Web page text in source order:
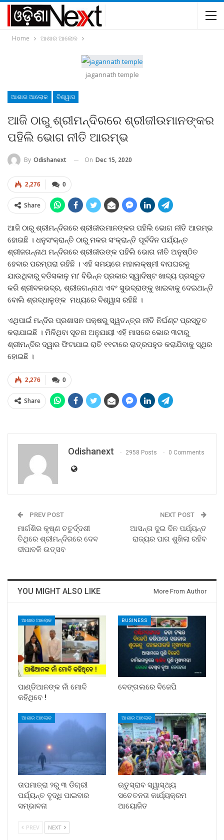
Home ଆଶାର ଆଲୋକ
jagannath temple
ଆଶାର ଆଲୋକ ବିଶ୍ୱାସ
ଆଜି ଠାରୁ ଶ୍ରୀମନ୍ଦିରରେ ଶ୍ରୀଜୀଉମାନଙ୍କର
ପହିଲି ଭୋଗ ନୀତି ଆରମ୍ଭ
By Odishanext On Dec 15, 2020
0
2,276
Share
ଆଜି ଠାରୁ ଶ୍ରୀମନ୍ଦିରରେ ଶ୍ରୀଜୀଉମାନଙ୍କର ପହିଲି ଭୋଗ ନୀତି ଆରମ୍ଭ
ହୋଇଛି । ଧନୁସଂକ୍ରାନ୍ତି ଠାରୁ ମକର ସଂକ୍ରାନ୍ତି ପୂର୍ବଦିନ ପର୍ଯ୍ୟନ୍ତ
ଶ୍ରୀଜଗନ୍ନାଥ ମନ୍ଦିରରେ ଶ୍ରୀଜୀଉଙ୍କ ପହିଲି ଭୋଗ ନୀତି ଅନୁଷ୍ଠିତ
ହେବାର ପରମ୍ପରା ରହିଛି । ଏହି ସମୟରେ ମହାଲକ୍ଷ୍ମୀ ବାପଘରକୁ
ଯାଉଥିବାରୁ ବଡିସକାଳୁ ମା’ ବିଭିନ୍ନ ପ୍ରକାର ସ୍ୱାଦିଷ୍ଟ ଖାଦ୍ୟ ପ୍ରସ୍ତୁତ
କରି ଶ୍ରୀବଳଭଦ୍ର, ଶ୍ରୀଜଗନ୍ନାଥ ଏବଂ ସୁଭଦ୍ରାଙ୍କୁ ଖାଇବାକୁ ଦେଇଥାନ୍ତି
ବୋଲି ଶ୍ରଦ୍ଧାଳୁଙ୍କ ମଧ୍ୟରେ ବିଶ୍ୱାସ ରହିଛି ।
ଏଥିପାଇଁ ମନ୍ଦିର ପ୍ରଶାସନ ପକ୍ଷରୁ ସ୍ୱତନ୍ତ୍ର ନୀତି ନିର୍ଘଣ୍ଟ ପ୍ରସ୍ତୁତ
କରାଯାଇଛି । ମିଳିଥିବା ସୂଚନା ଅନୁଯାୟୀ ଏହି ମାସରେ ଭୋର ୩ଟାରୁ
ଶ୍ରୀମନ୍ଦିର ଦ୍ୱାର ଫିଟାଯାଇ ରାତି ୧୧ଟାରେ ରାତ୍ରପହୁଡ କରାଯିବାକୁ ସ୍ଥିର
ହୋଇଛି ।
0
2,276
Share
Odishanext 2958 Posts 0 Comments
PREV POST
ମାର୍ଗଶିର କୃଷ୍ଣ ଚତୁର୍ଦ୍ଦଶୀ
ତିଥିରେ ଶ୍ରୀମନ୍ଦିରରେ ଦେବ
ଦୀପାବଳି ଉତ୍ସବ
NEXT POST
ଆସନ୍ତା ଦୁଇ ଦିନ ପର୍ଯ୍ୟନ୍ତ
ରାଜ୍ୟର ପାଗ ଶୁଖିଲା ରହିବ
YOU MIGHT ALSO LIKE More From Author
ଆଶାର ଆଲୋକ
ପାଣ୍ଡିଆନଙ୍କ ନାଁ ମୋଦି
କହିଥିବେ !
BUSINESS
ବେଙ୍ଗଲରେ ବିଜେପି
ଆଶାର ଆଲୋକ
ତାପମାତ୍ରା ୨ରୁ ୩ ଡିଗ୍ରୀ
ପର୍ଯ୍ୟନ୍ତ ବୃଦ୍ଧି ପାଇବାର
ସମ୍ଭାବନା
ଆଶାର ଆଲୋକ
ଋତୁସ୍ରାବ ସ୍ୱାସ୍ଥ୍ୟ
ସଚେତନତା କାର୍ଯ୍ୟକ୍ରମ
ଆୟୋଜିତ
PREV NEXT